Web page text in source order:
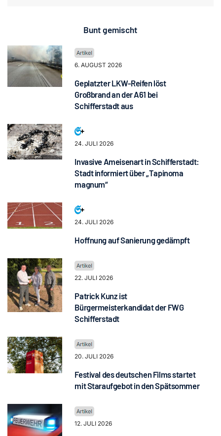
Bunt gemischt
6. AUGUST 2026
Geplatzter LKW-Reifen löst
Großbrand an der A61 bei
Schifferstadt aus
24. JULI 2026
Invasive Ameisenart in Schifferstadt:
Stadt informiert über „Tapinoma
magnum“
24. JULI 2026
Hoffnung auf Sanierung gedämpft
22. JULI 2026
Patrick Kunz ist
Bürgermeisterkandidat der FWG
Schifferstadt
20. JULI 2026
Festival des deutschen Films startet
mit Staraufgebot in den Spätsommer
12. JULI 2026